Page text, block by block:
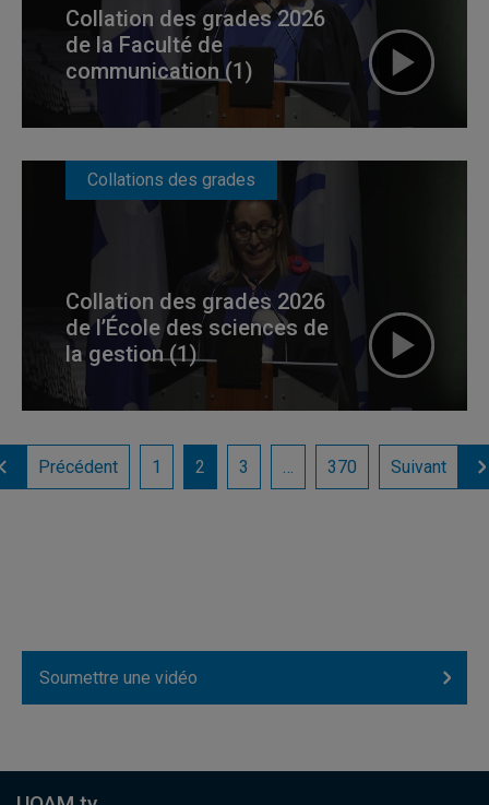
Collation des grades 2026
de la Faculté de
communication (1)
Collations des grades
Collation des grades 2026
de l’École des sciences de
la gestion (1)
Précédent 1 2 3 … 370 Suivant
Soumettre une vidéo